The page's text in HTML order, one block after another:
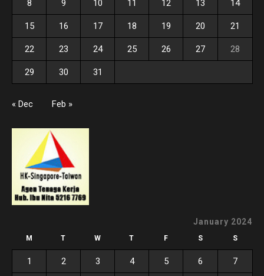
8 9 10 11 12 13 14
15 16 17 18 19 20 21
22 23 24 25 26 27 28
29 30 31
« Dec Feb »
January 2024
M T W T F S S
1 2 3 4 5 6 7